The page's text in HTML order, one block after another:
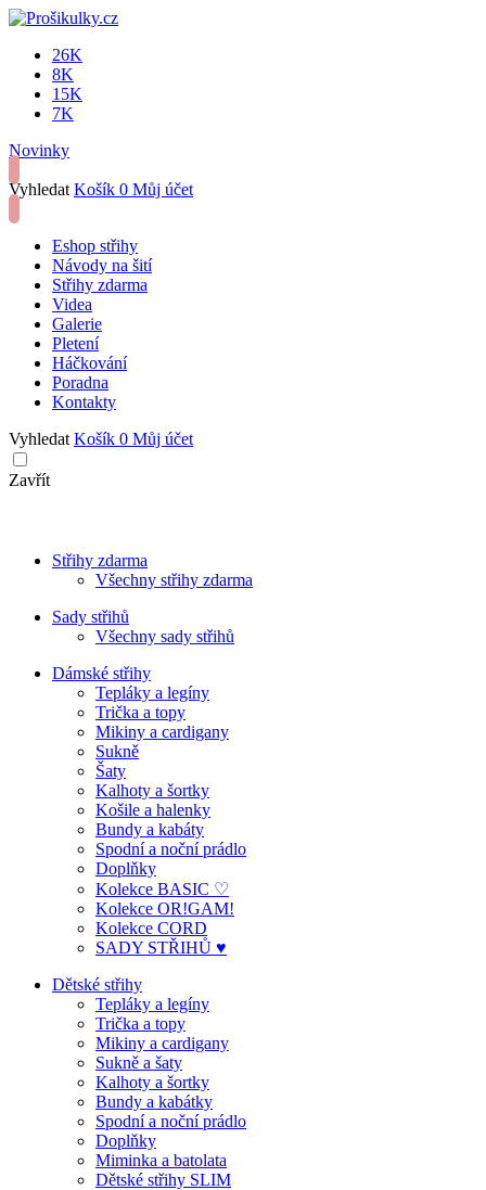
26K
8K
15K
7K
Novinky
Vyhledat Košík 0 Můj účet
Eshop střihy
Návody na šití
Střihy zdarma
Videa
Galerie
Pletení
Háčkování
Poradna
Kontakty
Vyhledat Košík 0 Můj účet
Zavřít
Střihy zdarma
Všechny střihy zdarma
Sady střihů
Všechny sady střihů
Dámské střihy
Tepláky a legíny
Trička a topy
Mikiny a cardigany
Sukně
Šaty
Kalhoty a šortky
Košile a halenky
Bundy a kabáty
Spodní a noční prádlo
Doplňky
Kolekce BASIC ♡
Kolekce OR!GAM!
Kolekce CORD
SADY STŘIHŮ ♥
Dětské střihy
Tepláky a legíny
Trička a topy
Mikiny a cardigany
Sukně a šaty
Kalhoty a šortky
Bundy a kabátky
Spodní a noční prádlo
Doplňky
Miminka a batolata
Dětské střihy SLIM